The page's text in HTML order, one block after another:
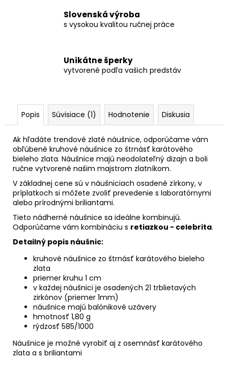
Slovenská výroba
s vysokou kvalitou ručnej práce
Unikátne šperky
vytvorené podľa vašich predstáv
Popis Súvisiace (1) Hodnotenie Diskusia
Ak hľadáte trendové zlaté náušnice, odporúčame vám
obľúbené kruhové náušnice zo štrnásť karátového
bieleho zlata. Náušnice majú neodolateľný dizajn a boli
ručne vytvorené našim majstrom zlatníkom.
V základnej cene sú v náušniciach osadené zírkony, v
príplatkoch si môžete zvoliť prevedenie s laboratórnymi
alebo prírodnými briliantami.
Tieto nádherné náušnice sa ideálne kombinujú.
Odporúčame vám kombináciu s retiazkou - celebrita.
Detailný popis náušnic:
kruhové náušnice zo štrnásť karátového bieleho
zlata
priemer kruhu 1 cm
v každej náušnici je osadených 21 trblietavých
zirkónov (priemer 1mm)
náušnice majú balónikové uzávery
hmotnosť 1,80 g
rýdzosť 585/1000
Náušnice je možné vyrobiť aj z osemnásť karátového
zlata a s briliantami